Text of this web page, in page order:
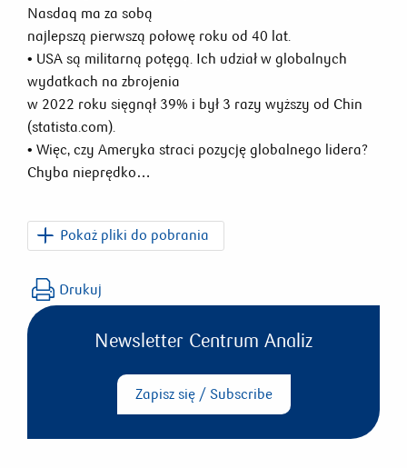
Nasdaq ma za sobą
najlepszą pierwszą połowę roku od 40 lat.
• USA są militarną potęgą. Ich udział w globalnych
wydatkach na zbrojenia
w 2022 roku sięgnął 39% i był 3 razy wyższy od Chin
(statista.com).
• Więc, czy Ameryka straci pozycję globalnego lidera?
Chyba nieprędko…
Pokaż pliki do pobrania
Biuletyn_rynkowy_sierpień_2023.pdf
Drukuj
Newsletter Centrum Analiz
Zapisz się / Subscribe